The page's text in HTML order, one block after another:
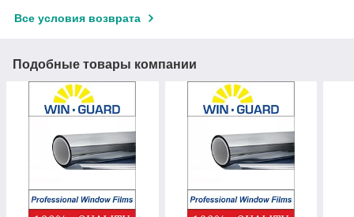
Все условия возврата
Подобные товары компании